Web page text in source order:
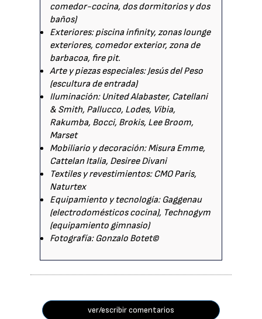
comedor-cocina, dos dormitorios y dos
baños)
Exteriores: piscina infinity, zonas lounge
exteriores, comedor exterior, zona de
barbacoa, fire pit.
Arte y piezas especiales: Jesús del Peso
(escultura de entrada)
Iluminación: United Alabaster, Catellani
& Smith, Pallucco, Lodes, Vibia,
Rakumba, Bocci, Brokis, Lee Broom,
Marset
Mobiliario y decoración: Misura Emme,
Cattelan Italia, Desiree Divani
Textiles y revestimientos: CMO Paris,
Naturtex
Equipamiento y tecnología: Gaggenau
(electrodomésticos cocina), Technogym
(equipamiento gimnasio)
Fotografía: Gonzalo Botet©
ver/escribir comentarios